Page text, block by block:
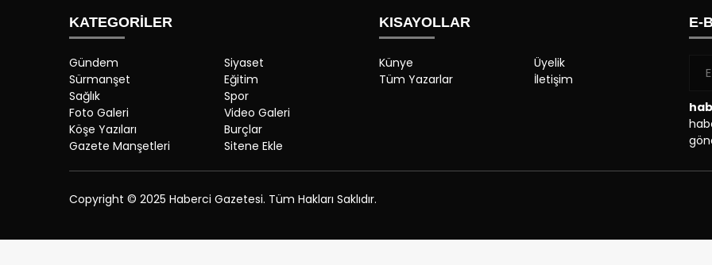
KATEGORİLER
Gündem
Siyaset
Sürmanşet
Eğitim
Sağlık
Spor
Foto Galeri
Video Galeri
Köşe Yazıları
Burçlar
Gazete Manşetleri
Sitene Ekle
KISAYOLLAR
Künye
Üyelik
Tüm Yazarlar
İletişim
E-
Copyright © 2025 Haberci Gazetesi. Tüm Hakları Saklıdır.